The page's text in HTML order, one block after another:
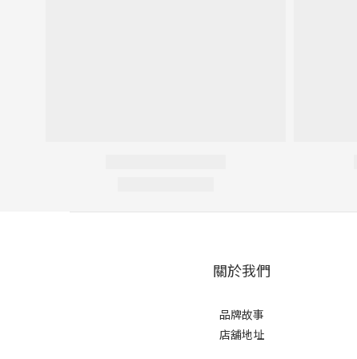
關於我們
品牌故事
店舖地址